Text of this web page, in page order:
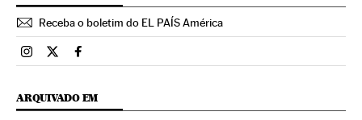
Receba o boletim do EL PAÍS América
Brasil El País Brasil en Instagram
Brasil El País Brasil en Twitter
Brasil El País Brasil en Facebook
ARQUIVADO EM